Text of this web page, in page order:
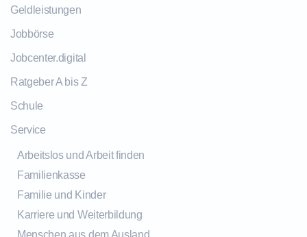
Geldleistungen
Jobbörse
Jobcenter.digital
Ratgeber A bis Z
Schule
Service
Arbeitslos und Arbeit finden
Familienkasse
Familie und Kinder
Karriere und Weiterbildung
Menschen aus dem Ausland